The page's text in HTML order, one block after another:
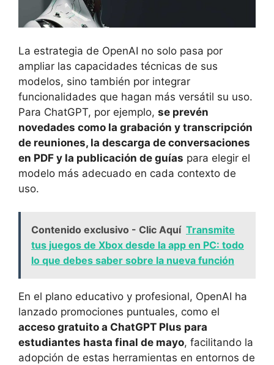
La estrategia de OpenAI no solo pasa por
ampliar las capacidades técnicas de sus
modelos, sino también por integrar
funcionalidades que hagan más versátil su uso.
Para ChatGPT, por ejemplo, se prevén
novedades como la grabación y transcripción
de reuniones, la descarga de conversaciones
en PDF y la publicación de guías para elegir el
modelo más adecuado en cada contexto de
uso.
Contenido exclusivo - Clic Aquí Transmite
tus juegos de Xbox desde la app en PC: todo
lo que debes saber sobre la nueva función
En el plano educativo y profesional, OpenAI ha
lanzado promociones puntuales, como el
acceso gratuito a ChatGPT Plus para
estudiantes hasta final de mayo, facilitando la
adopción de estas herramientas en entornos de